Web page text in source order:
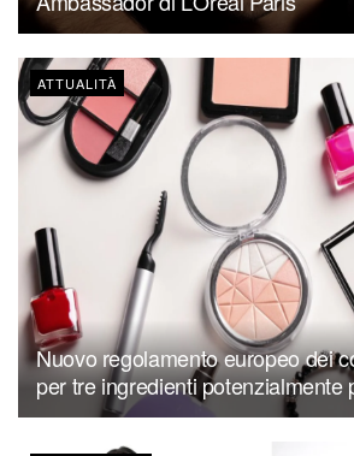
ATTUALITÀ
Nuovo regolamento europeo dei
per tre ingredienti potenzialmente